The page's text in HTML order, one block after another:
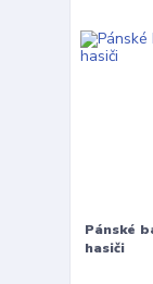
Pánské
hasiči